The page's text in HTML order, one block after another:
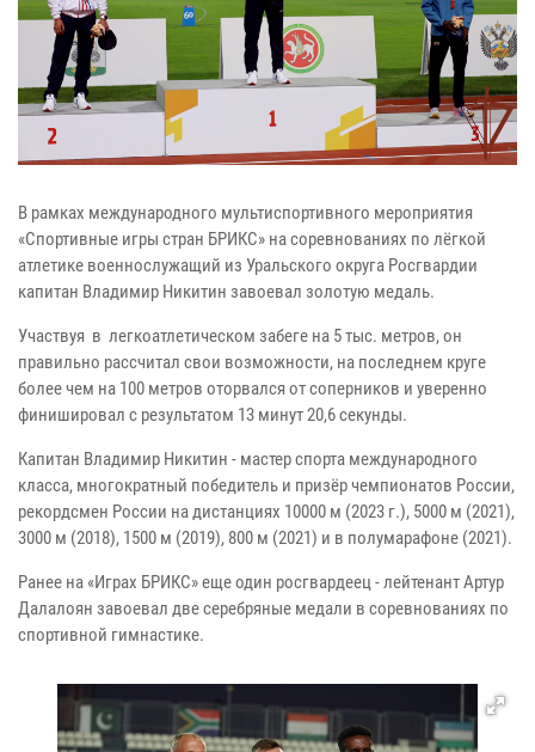
В рамках международного мультиспортивного мероприятия
«Спортивные игры стран БРИКС» на соревнованиях по лёгкой
атлетике военнослужащий из Уральского округа Росгвардии
капитан Владимир Никитин завоевал золотую медаль.
Участвуя в легкоатлетическом забеге на 5 тыс. метров, он
правильно рассчитал свои возможности, на последнем круге
более чем на 100 метров оторвался от соперников и уверенно
финишировал с результатом 13 минут 20,6 секунды.
Капитан Владимир Никитин - мастер спорта международного
класса, многократный победитель и призёр чемпионатов России,
рекордсмен России на дистанциях 10000 м (2023 г.), 5000 м (2021),
3000 м (2018), 1500 м (2019), 800 м (2021) и в полумарафоне (2021).
Ранее на «Играх БРИКС» еще один росгвардеец - лейтенант Артур
Далалоян завоевал две серебряные медали в соревнованиях по
спортивной гимнастике.